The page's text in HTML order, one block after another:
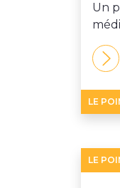
LE
Un
LE